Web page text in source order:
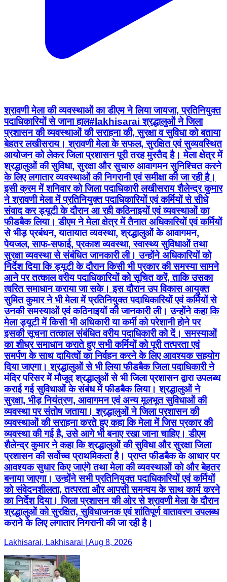
श्रावणी मेला की व्यवस्थाओं का डीएम ने लिया जायजा, प्रतिनियुक्त
पदाधिकारियों से जाना हाल#lakhisarai श्रद्धालुओं ने जिला
प्रशासन की व्यवस्थाओं की सराहना की, सुरक्षा व सुविधा को बताया
बेहतर लखीसराय। श्रावणी मेला के सफल, सुरक्षित एवं सुव्यवस्थित
आयोजन को लेकर जिला प्रशासन पूरी तरह मुस्तैद है। मेला क्षेत्र में
श्रद्धालुओं की सुविधा, सुरक्षा और सुचारु आवागमन सुनिश्चित करने
के लिए लगातार व्यवस्थाओं की निगरानी एवं समीक्षा की जा रही है।
इसी क्रम में शनिवार को जिला पदाधिकारी लखीसराय शैलेन्द्र कुमार
ने श्रावणी मेला में प्रतिनियुक्त पदाधिकारियों एवं कर्मियों से सीधे
संवाद कर ड्यूटी के दौरान आ रही कठिनाइयों एवं व्यवस्थाओं का
फीडबैक लिया। डीएम ने मेला क्षेत्र में तैनात अधिकारियों एवं कर्मियों
से भीड़ प्रबंधन, यातायात व्यवस्था, श्रद्धालुओं के आवागमन,
पेयजल, साफ-सफाई, प्रकाश व्यवस्था, स्वास्थ्य सुविधाओं तथा
सुरक्षा व्यवस्था से संबंधित जानकारी ली। उन्होंने अधिकारियों को
निर्देश दिया कि ड्यूटी के दौरान किसी भी प्रकार की समस्या सामने
आने पर तत्काल वरीय पदाधिकारियों को सूचित करें, ताकि उसका
त्वरित समाधान कराया जा सके। इस दौरान उप विकास आयुक्त
सुमित कुमार ने भी मेला में प्रतिनियुक्त पदाधिकारियों एवं कर्मियों से
उनकी समस्याओं एवं कठिनाइयों की जानकारी ली। उन्होंने कहा कि
मेला ड्यूटी में किसी भी अधिकारी या कर्मी को परेशानी होने पर
इसकी सूचना तत्काल संबंधित वरीय पदाधिकारी को दें। समस्याओं
का शीघ्र समाधान कराते हुए सभी कर्मियों को पूरी तत्परता एवं
समर्पण के साथ दायित्वों का निर्वहन करने के लिए आवश्यक सहयोग
दिया जाएगा। श्रद्धालुओं से भी लिया फीडबैक जिला पदाधिकारी ने
मंदिर परिसर में मौजूद श्रद्धालुओं से भी जिला प्रशासन द्वारा उपलब्ध
कराई गई सुविधाओं के संबंध में फीडबैक लिया। श्रद्धालुओं ने
सुरक्षा, भीड़ नियंत्रण, आवागमन एवं अन्य मूलभूत सुविधाओं की
व्यवस्था पर संतोष जताया। श्रद्धालुओं ने जिला प्रशासन की
व्यवस्थाओं की सराहना करते हुए कहा कि मेला में जिस प्रकार की
व्यवस्था की गई है, उसे आगे भी बनाए रखा जाना चाहिए। डीएम
शैलेन्द्र कुमार ने कहा कि श्रद्धालुओं की सुविधा और सुरक्षा जिला
प्रशासन की सर्वोच्च प्राथमिकता है। प्राप्त फीडबैक के आधार पर
आवश्यक सुधार किए जाएंगे तथा मेला की व्यवस्थाओं को और बेहतर
बनाया जाएगा। उन्होंने सभी प्रतिनियुक्त पदाधिकारियों एवं कर्मियों
को संवेदनशीलता, तत्परता और आपसी समन्वय के साथ कार्य करने
का निर्देश दिया। जिला प्रशासन की ओर से श्रावणी मेला के दौरान
श्रद्धालुओं को सुरक्षित, सुविधाजनक एवं शांतिपूर्ण वातावरण उपलब्ध
कराने के लिए लगातार निगरानी की जा रही है।
Lakhisarai, Lakhisarai | Aug 8, 2026